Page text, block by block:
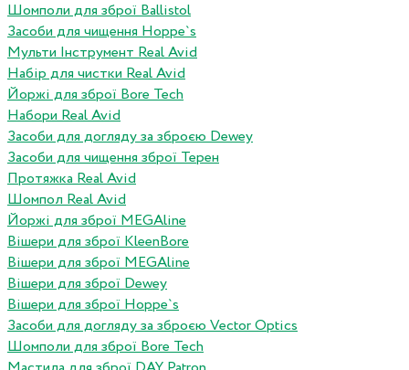
Шомполи для зброї Ballistol
Засоби для чищення Hoppe`s
Мульти Інструмент Real Avid
Набір для чистки Real Avid
Йоржі для зброї Bore Tech
Набори Real Avid
Засоби для догляду за зброєю Dewey
Засоби для чищення зброї Терен
Протяжка Real Avid
Шомпол Real Avid
Йоржі для зброї MEGAline
Вішери для зброї KleenBore
Вішери для зброї MEGAline
Вішери для зброї Dewey
Вішери для зброї Hoppe`s
Засоби для догляду за зброєю Vector Optics
Шомполи для зброї Bore Tech